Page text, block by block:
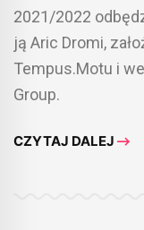
człowieka
2021/2022
ją Aric Dromi,
Tempus.Motu i
Group.
CZYTAJ DALEJ